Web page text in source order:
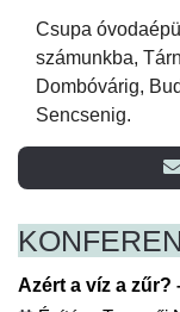
Csupa
számunkba,
Dombóvárig,
Sencsenig.
Azért a víz a zűr?